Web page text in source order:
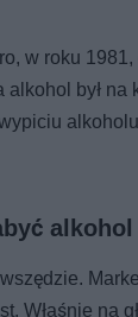
w roku
był
alkohol
Właśnie